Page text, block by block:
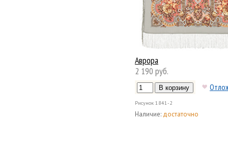
Аврора
2 190 руб.
Рисунок 1841-2
Наличие: достаточно